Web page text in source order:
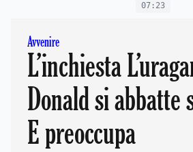
07:23
Avvenire
L’inchiesta
Donald si abbatte
E preoccupa